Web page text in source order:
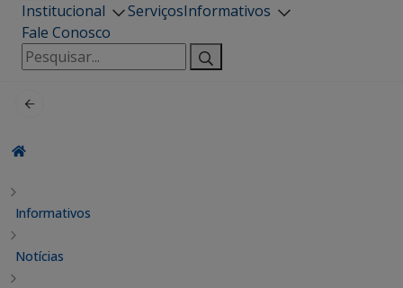
Institucional ServiçosInformativos
Fale Conosco
Pesquisar
por:
Informativos
Notícias